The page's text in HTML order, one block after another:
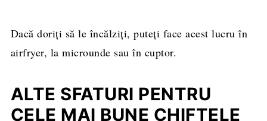
Dacă doriți să le încălziți, puteți face acest lucru în
airfryer, la microunde sau în cuptor.
ALTE SFATURI PENTRU
CELE MAI BUNE CHIFTELE